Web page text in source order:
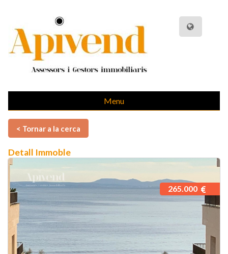
Menu
< Tornar a la cerca
Detall Immoble
265.000